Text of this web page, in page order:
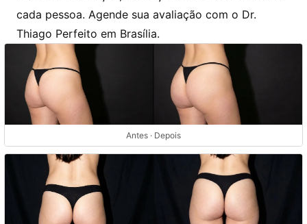
cada pessoa. Agende sua avaliação com o Dr.
Thiago Perfeito em Brasília.
Antes · Depois